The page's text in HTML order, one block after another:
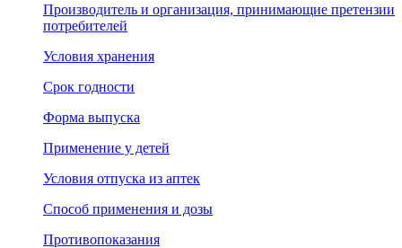
Производитель и организация, принимающие претензии
потребителей
Условия хранения
Срок годности
Форма выпуска
Применение у детей
Условия отпуска из аптек
Способ применения и дозы
Противопоказания